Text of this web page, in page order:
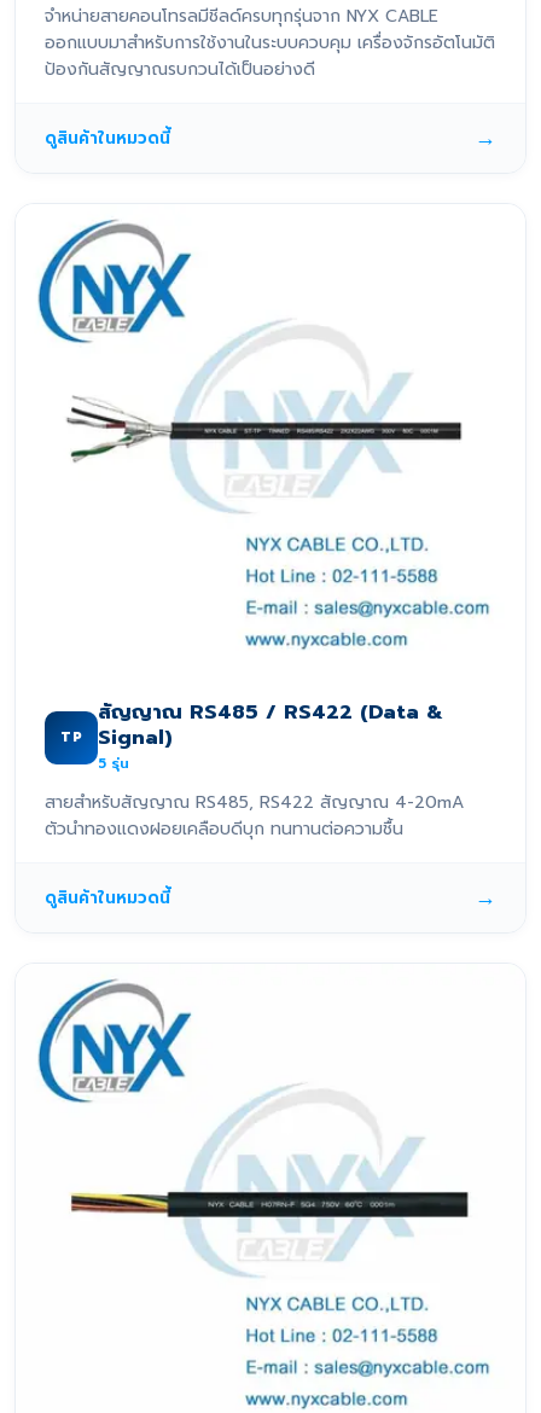
จำหน่ายสายคอนโทรลมีชีลด์ครบทุกรุ่นจาก NYX CABLE
ออกแบบมาสำหรับการใช้งานในระบบควบคุม เครื่องจักรอัตโนมัติ
ป้องกันสัญญาณรบกวนได้เป็นอย่างดี
ดูสินค้าในหมวดนี้ →
TP
สัญญาณ RS485 / RS422 (Data &
Signal)
5 รุ่น
สายสำหรับสัญญาณ RS485, RS422 สัญญาณ 4-20mA
ตัวนำทองแดงฝอยเคลือบดีบุก ทนทานต่อความชื้น
ดูสินค้าในหมวดนี้ →